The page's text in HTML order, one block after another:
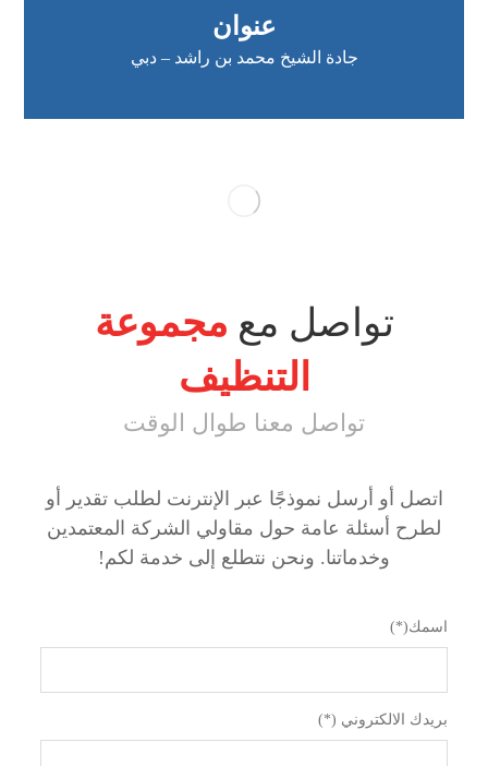
عنوان
جادة الشيخ محمد بن راشد – دبي
تواصل مع مجموعة
التنظيف
تواصل معنا طوال الوقت
اتصل أو أرسل نموذجًا عبر الإنترنت لطلب تقدير أو
لطرح أسئلة عامة حول مقاولي الشركة المعتمدين
وخدماتنا. ونحن نتطلع إلى خدمة لكم!
اسمك(*)
بريدك الالكتروني (*)